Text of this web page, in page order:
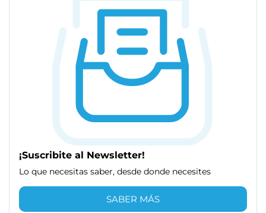
¡Suscribite al Newsletter!
Lo que necesitas saber, desde donde necesites
SABER MÁS